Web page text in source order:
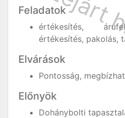
Feladatok
értékesítés,
értékesítés, pakolás,
Elvárások
Pontosság,
Előnyök
Dohánybolti